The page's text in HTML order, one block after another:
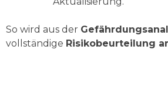
So wird aus der
vollständige Risikobeurteilung